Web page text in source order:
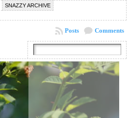
SNAZZY ARCHIVE
Comments
Posts